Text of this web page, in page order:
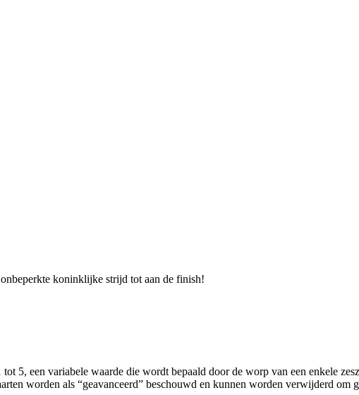
koninklijke strijd tot aan de finish!
5, een variabele waarde die wordt bepaald door de worp van een enkele
worden als “geavanceerd” beschouwd en kunnen worden verwijderd om